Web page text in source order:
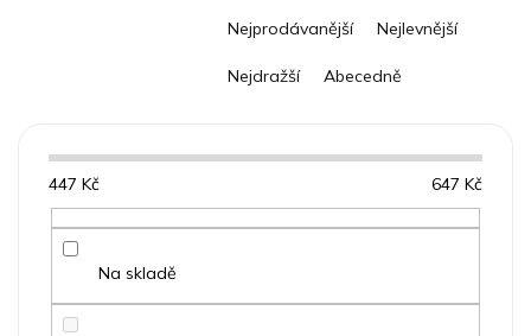
Ř
a
z
í
o
k
Nejprodávanější Nejlevnější
Nejdražší Abecedně
447 Kč 647 Kč
Na skladě